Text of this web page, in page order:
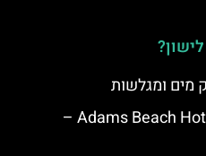
מים ומגלשות
איה נאפה מלון אדמס – Adams Beach Hotel –